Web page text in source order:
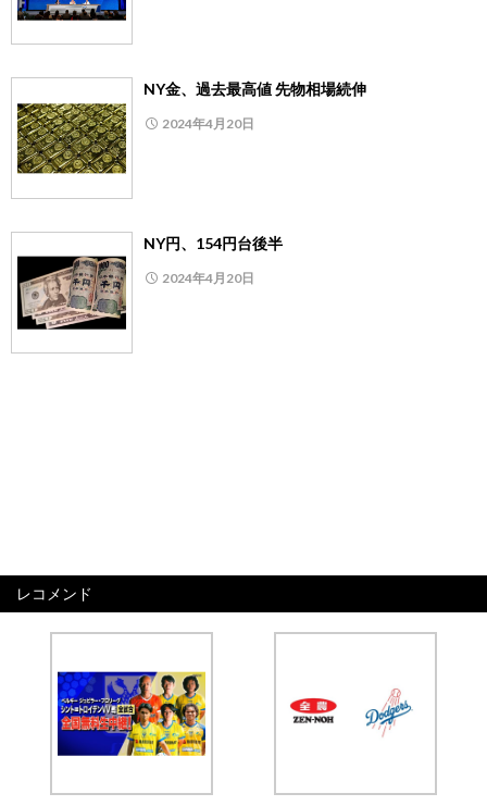
NY金、過去最高値 先物相場続伸
2024年4月20日
NY円、154円台後半
2024年4月20日
レコメンド